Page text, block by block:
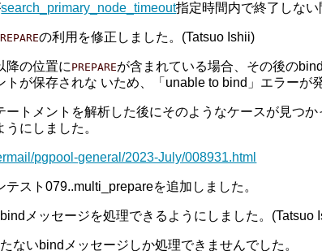
search_primary_node_timeout指定時間内で終了しな
の利用を修正しました。(Tatsuo Ishii)
降の位置にPREPAREが含まれている場合、その後の
が保存されな いため、「unable to bind」エラーが
ートメントを解析した後にそのようなケースが見つ
にしました。
pgpool-general/2023-July/008931.html
スト079..multi_prepareを追加しました。
メッセージを処理できるようにしました。(Tatsuo
ないbindメッセージしか処理できませんでした。